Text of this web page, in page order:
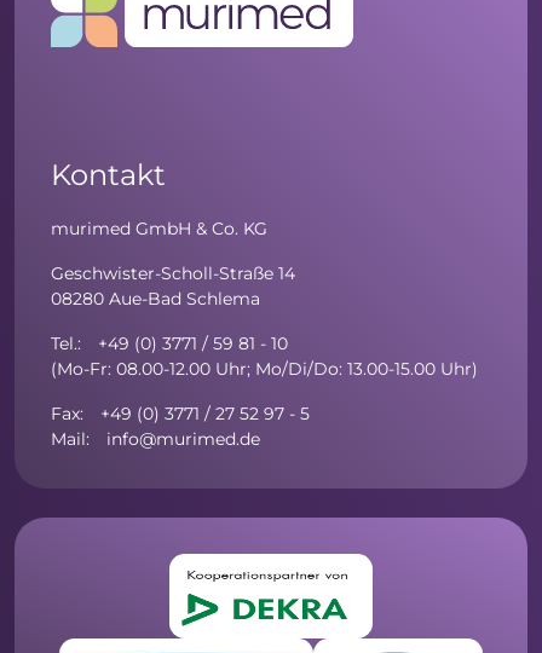
Kontakt
murimed GmbH & Co. KG
Geschwister-Scholl-Straße 14
08280 Aue-Bad Schlema
Tel.: +49 (0) 3771 / 59 81 - 10
(Mo-Fr: 08.00-12.00 Uhr; Mo/Di/Do: 13.00-15.00 Uhr)
Fax: +49 (0) 3771 / 27 52 97 - 5
Mail: info@murimed.de